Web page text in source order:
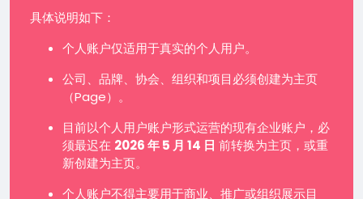
具体说明如下：
个人账户仅适用于真实的个人用户。
公司、品牌、协会、组织和项目必须创建为主页
（Page）。
目前以个人用户账户形式运营的现有企业账户，必
须最迟在 2026 年 5 月 14 日 前转换为主页，或重
新创建为主页。
个人账户不得主要用于商业、推广或组织展示目